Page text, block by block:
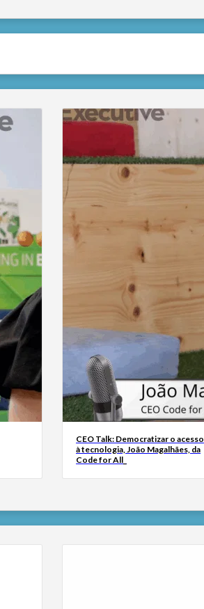
CEO Talk: Democratizar o acesso
à tecnologia, João Magalhães, da
Code for All_